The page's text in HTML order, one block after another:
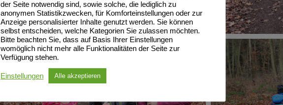
der Seite notwendig sind, sowie solche, die lediglich zu
anonymen Statistikzwecken, für Komforteinstellungen oder zur
Anzeige personalisierter Inhalte genutzt werden. Sie können
selbst entscheiden, welche Kategorien Sie zulassen möchten.
Bitte beachten Sie, dass auf Basis Ihrer Einstellungen
womöglich nicht mehr alle Funktionalitäten der Seite zur
Verfügung stehen.
Einstellungen Alle akzeptieren